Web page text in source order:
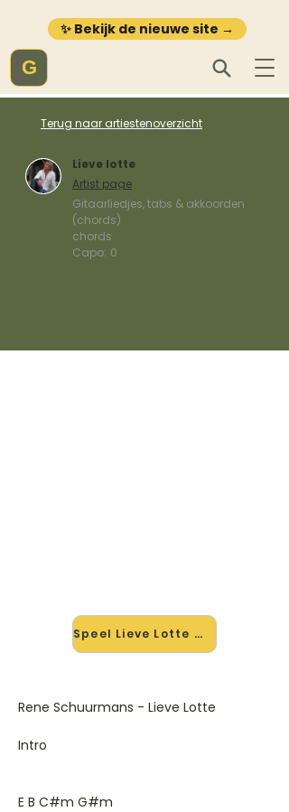
✨ Bekijk de nieuwe site →
G
Terug naar artiestenoverzicht
Lieve lotte
Artist page
Gitaarliedjes, tabs & akkoorden
(chords)
chords
Capo: 0
Speel Lieve Lotte mee →
Rene Schuurmans - Lieve Lotte
Intro
E B C#m G#m